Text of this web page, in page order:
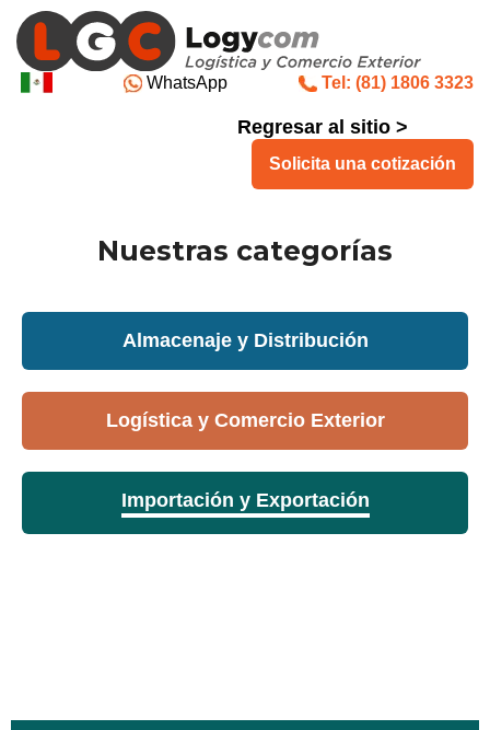
WhatsApp Tel: (81) 1806 3323
Regresar al sitio >
Solicita una cotización
Nuestras categorías
Almacenaje y Distribución
Logística y Comercio Exterior
Importación y Exportación